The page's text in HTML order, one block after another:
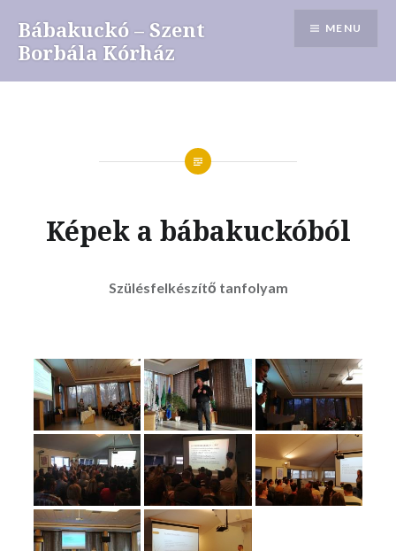
content
Bábakuckó – Szent
Borbála Kórház
MENU
Képek a bábakuckóból
Szülésfelkészítő tanfolyam